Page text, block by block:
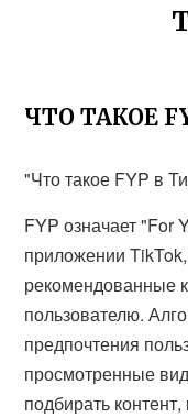
ЧТО ТАКОЕ
"Что такое FYP в
FYP означает "For
приложении
рекомендованные
пользователю.
предпочтения
просмотренные
подбирать